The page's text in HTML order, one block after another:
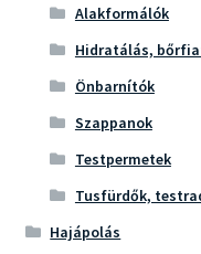
Alakformálók
Hidratálás,
Önbarnítók
Szappanok
Testpermetek
Tusfürdők,
Hajápolás